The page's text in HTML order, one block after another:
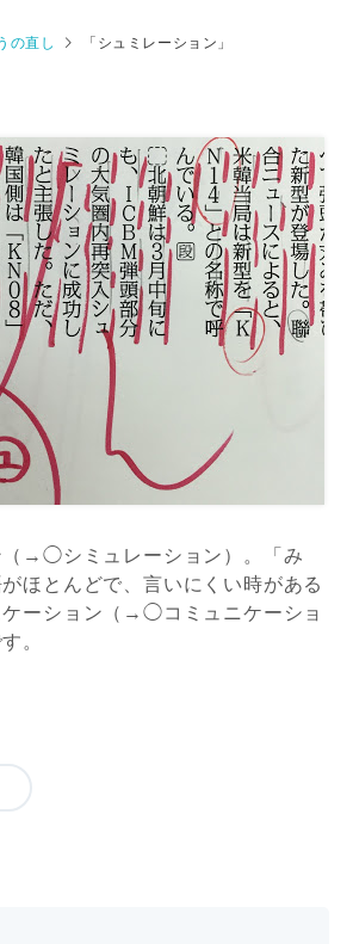
の直し 「シュミレーション」
（→◯シミュレーション）。「み
ほとんどで、言いにくい時がある
ーション（→◯コミュニケーショ
。